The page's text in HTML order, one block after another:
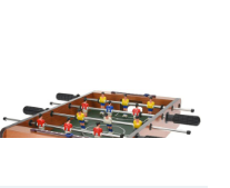
50x31x9 cm, lemn,
multicolor
88 lei